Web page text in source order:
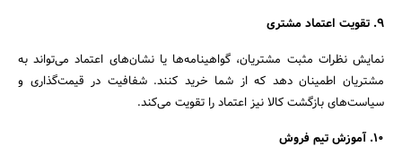
9. تقویت اعتماد مشتری
نمایش نظرات مثبت مشتریان، گواهینامه‌ها یا نشان‌های اعتماد می‌تواند به
مشتریان اطمینان دهد که از شما خرید کنند. شفافیت در قیمت‌گذاری و
سیاست‌های بازگشت کالا نیز اعتماد را تقویت می‌کند.
10. آموزش تیم فروش